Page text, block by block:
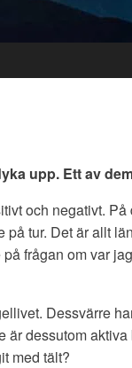
upp. Ett av
och negativt.
tur. Det är allt
frågan om var
Dessvärre
är dessutom
med tält?